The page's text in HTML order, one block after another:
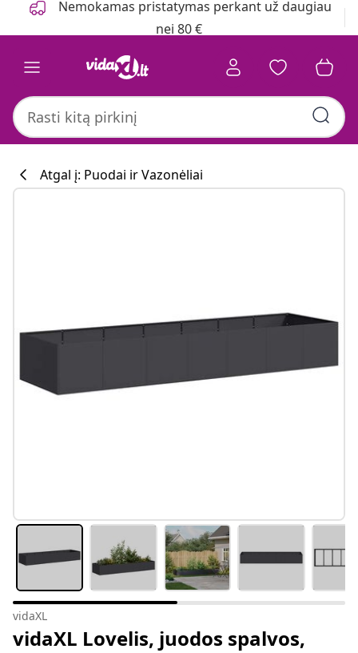
Nemokamas pristatymas perkant už daugiau
nei 80 €
Atgal į: Puodai ir Vazonėliai
vidaXL
vidaXL Lovelis, juodos spalvos,